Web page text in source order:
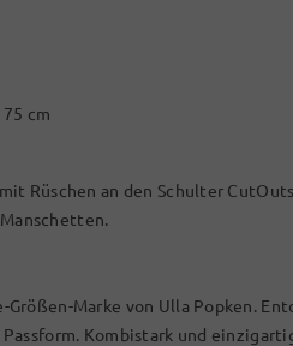
cm
Rüschen an den Schulter
Marke von Ulla Popken.
Kombistark und